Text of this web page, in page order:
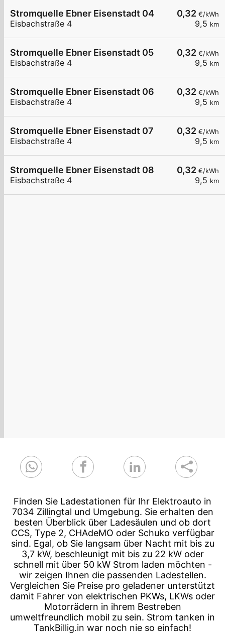
0,32 €/kWh
9,5 km
Stromquelle Ebner Eisenstadt 04
Eisbachstraße 4
0,32 €/kWh
9,5 km
Stromquelle Ebner Eisenstadt 05
Eisbachstraße 4
0,32 €/kWh
9,5 km
Stromquelle Ebner Eisenstadt 06
Eisbachstraße 4
0,32 €/kWh
9,5 km
Stromquelle Ebner Eisenstadt 07
Eisbachstraße 4
0,32 €/kWh
9,5 km
Stromquelle Ebner Eisenstadt 08
Eisbachstraße 4
Finden Sie Ladestationen für Ihr Elektroauto in
7034 Zillingtal und Umgebung. Sie erhalten den
besten Überblick über Ladesäulen und ob dort
CCS, Type 2, CHAdeMO oder Schuko verfügbar
sind. Egal, ob Sie langsam über Nacht mit bis zu
3,7 kW, beschleunigt mit bis zu 22 kW oder
schnell mit über 50 kW Strom laden möchten -
wir zeigen Ihnen die passenden Ladestellen.
Vergleichen Sie Preise pro geladener unterstützt
damit Fahrer von elektrischen PKWs, LKWs oder
Motorrädern in ihrem Bestreben
umweltfreundlich mobil zu sein. Strom tanken in
TankBillig.in war noch nie so einfach!